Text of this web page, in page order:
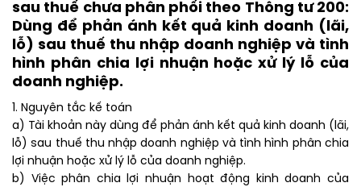
sau thuế chưa phân phối theo Thông tư 200:
Dùng để phản ánh kết quả kinh doanh (lãi,
lỗ) sau thuế thu nhập doanh nghiệp và tình
hình phân chia lợi nhuận hoặc xử lý lỗ của
doanh nghiệp.
1. Nguyên tắc kế toán
a) Tài khoản này dùng để phản ánh kết quả kinh doanh (lãi,
lỗ) sau thuế thu nhập doanh nghiệp và tình hình phân chia
lợi nhuận hoặc xử lý lỗ của doanh nghiệp.
b) Việc phân chia lợi nhuận hoạt động kinh doanh của